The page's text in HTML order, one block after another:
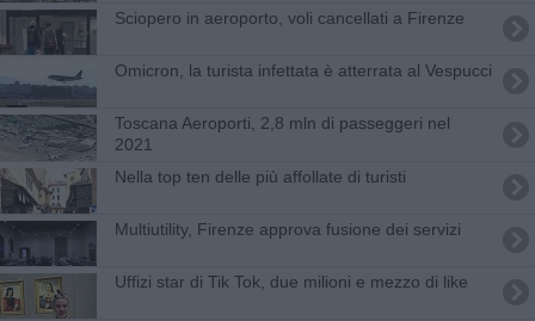
Sciopero in aeroporto, voli cancellati a Firenze
Omicron, la turista infettata è atterrata al Vespucci
Toscana Aeroporti, 2,8 mln di passeggeri nel
2021
Nella top ten delle più affollate di turisti
Multiutility, Firenze approva fusione dei servizi
Uffizi star di Tik Tok, due milioni e mezzo di like